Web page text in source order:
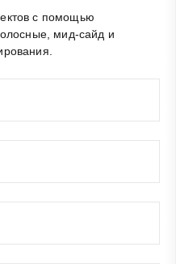
с помощью
мид-сайд и